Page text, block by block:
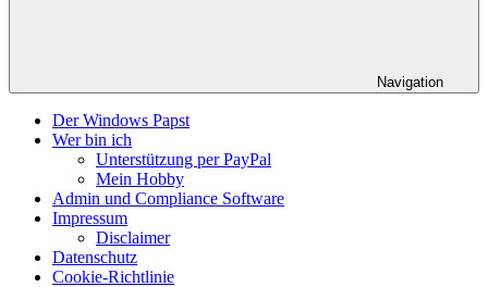
Navigation
Der Windows Papst
Wer bin ich
Unterstützung per PayPal
Mein Hobby
Admin und Compliance Software
Impressum
Disclaimer
Datenschutz
Cookie-Richtlinie